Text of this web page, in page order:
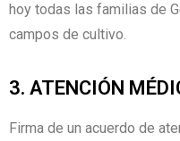
hoy todas las familias de
campos de cultivo.
3. ATENCIÓN
Firma de un acuerdo de